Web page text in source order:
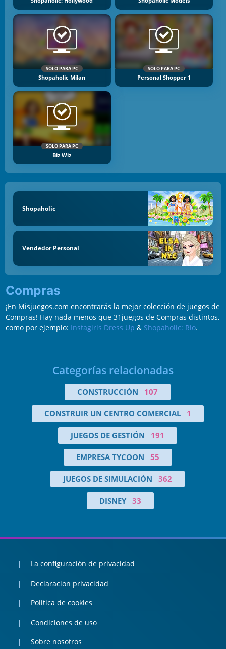
SOLO PARA PC
Shopaholic Milan
SOLO PARA PC
Personal Shopper 1
SOLO PARA PC
Biz Wiz
Shopaholic
Vendedor Personal
Compras
¡En Misjuegos.com encontrarás la mejor colección de juegos de
Compras! Hay nada menos que 31juegos de Compras distintos,
como por ejemplo: Instagirls Dress Up & Shopaholic: Rio.
Categorías relacionadas
CONSTRUCCIÓN 107
CONSTRUIR UN CENTRO COMERCIAL 1
JUEGOS DE GESTIÓN 191
EMPRESA TYCOON 55
JUEGOS DE SIMULACIÓN 362
DISNEY 33
La configuración de privacidad
Declaracion privacidad
Politica de cookies
Condiciones de uso
Sobre nosotros